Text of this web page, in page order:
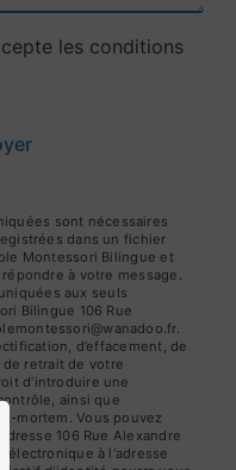
les conditions
sont nécessaires
dans un fichier
Montessori Bilingue et
à votre message.
aux seuls
Bilingue 106 Rue
d’effacement, de
retrait de votre
d’introduire une
ainsi que
mortem. Vous pouvez
106 Rue Alexandre
électronique à l'adresse